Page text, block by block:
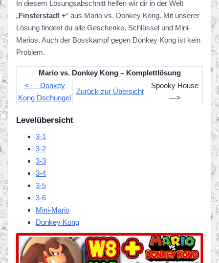
In diesem Lösungsabschnitt helfen wir dir in der Welt
„Finsterstadt +“ aus Mario vs. Donkey Kong. Mit unserer
Lösung findest du alle Geschenke, Schlüssel und Mini-
Marios. Auch der Bosskampf gegen Donkey Kong ist kein
Problem.
Mario vs. Donkey Kong – Komplettlösung
< — Donkey
Kong Dschungel
Zurück zur Übersicht
Spooky House
—>
Levelübersicht
3-1
3-2
3-3
3-4
3-5
3-6
Mini-Mario
Donkey Kong